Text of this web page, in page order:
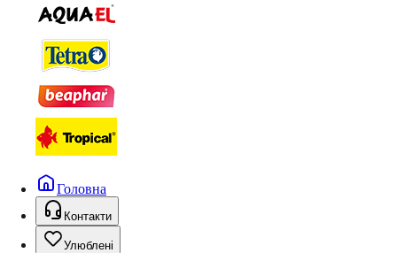
Головна
Контакти
Улюблені